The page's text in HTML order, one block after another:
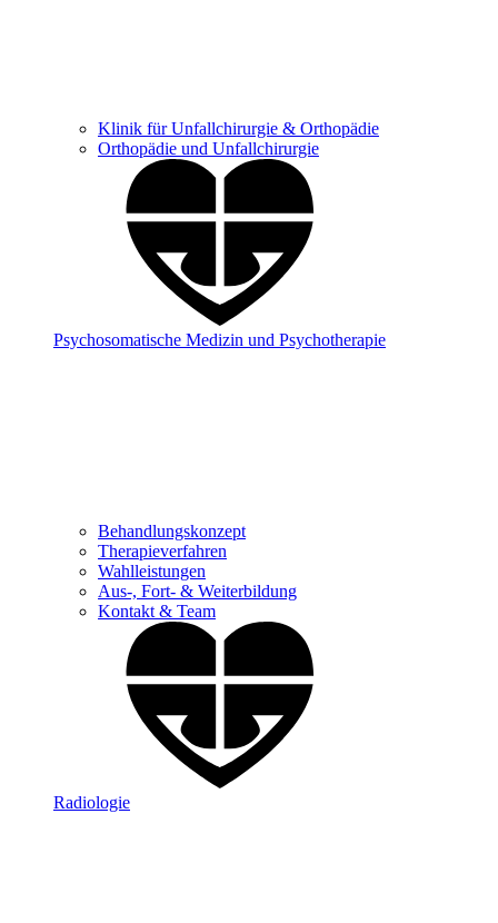
Klinik für Unfallchirurgie & Orthopädie
Orthopädie und Unfallchirurgie
Psychosomatische Medizin und Psychotherapie
Behandlungskonzept
Therapieverfahren
Wahlleistungen
Aus-, Fort- & Weiterbildung
Kontakt & Team
Radiologie